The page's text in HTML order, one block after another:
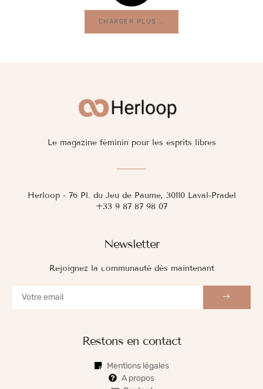
CHARGER PLUS...
Newsletter
Rejoignez la communauté dès maintenant
Le magazine féminin pour les esprits libres
Herloop - 76 Pl. du Jeu de Paume, 30110 Laval-Pradel
+33 9 87 87 98 07
Restons en contact
Mentions légales
A propos